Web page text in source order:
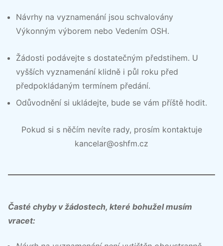
Návrhy na vyznamenání jsou schvalovány
Výkonným výborem nebo Vedením OSH.
Žádosti podávejte s dostatečným předstihem. U
vyšších vyznamenání klidně i půl roku před
předpokládaným termínem předání.
Odůvodnění si ukládejte, bude se vám příště hodit.
Pokud si s něčím nevíte rady, prosím kontaktuje
kancelar@oshfm.cz
Časté chyby v žádostech, které bohužel musím
vracet: